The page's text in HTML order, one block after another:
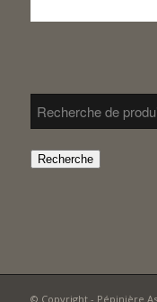
Recherche
© Copyright - Pépinière